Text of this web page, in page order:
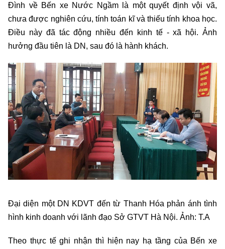
Đình về Bến xe Nước Ngầm là một quyết định vội vã,
chưa được nghiên cứu, tính toán kĩ và thiếu tính khoa học.
Điều này đã tác động nhiều đến kinh tế - xã hội. Ảnh
hưởng đầu tiên là DN, sau đó là hành khách.
Đại diện một DN KDVT đến từ Thanh Hóa phản ánh tình
hình kinh doanh với lãnh đạo Sở GTVT Hà Nội. Ảnh: T.A
Theo thực tế ghi nhận thì hiện nay hạ tầng của Bến xe